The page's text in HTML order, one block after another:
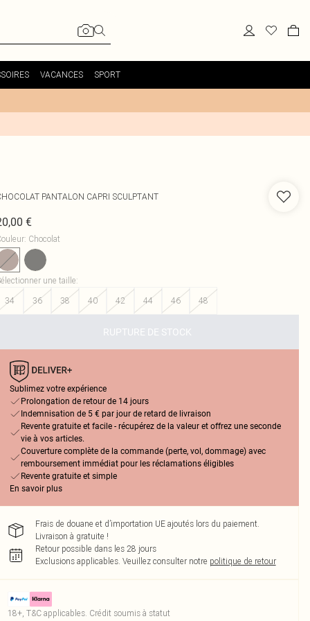
VACANCES SPORT
PANTALON CAPRI SCULPTANT
€
: Chocolat
une taille:
34
36 38 40 42 44 46 48
RUPTURE DE STOCK
Sublimez votre expérience
Prolongation de retour de 14 jours
Indemnisation de 5 € par jour de retard de livraison
Revente gratuite et facile - récupérez de la valeur et offrez une seconde
vie à vos articles.
Couverture complète de la commande (perte, vol, dommage) avec
remboursement immédiat pour les réclamations éligibles
Revente gratuite et simple
En savoir plus
Frais de douane et d’importation UE ajoutés lors du paiement.
Livraison à gratuite !
Retour possible dans les 28 jours
Exclusions applicables. Veuillez consulter notre politique de retour
18+, T&C applicables. Crédit soumis à statut